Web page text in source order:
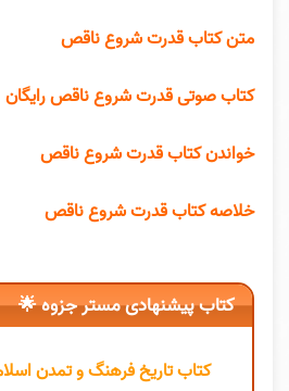
متن کتاب قدرت شروع ناقص
کتاب صوتی قدرت شروع ناقص رایگان
خواندن کتاب قدرت شروع ناقص
خلاصه کتاب قدرت شروع ناقص
کتاب پیشنهادی مستر جزوه 🌟
کتاب تاریخ فرهنگ و تمدن